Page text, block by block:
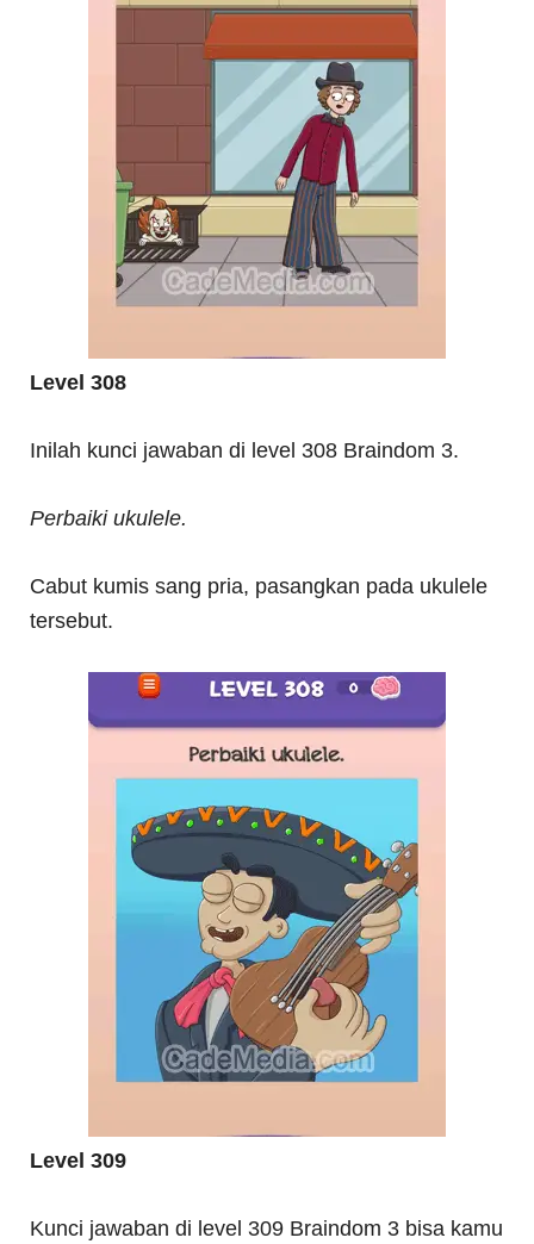
Level 308
Inilah kunci jawaban di level 308 Braindom 3.
Perbaiki ukulele.
Cabut kumis sang pria, pasangkan pada ukulele
tersebut.
Level 309
Kunci jawaban di level 309 Braindom 3 bisa kamu